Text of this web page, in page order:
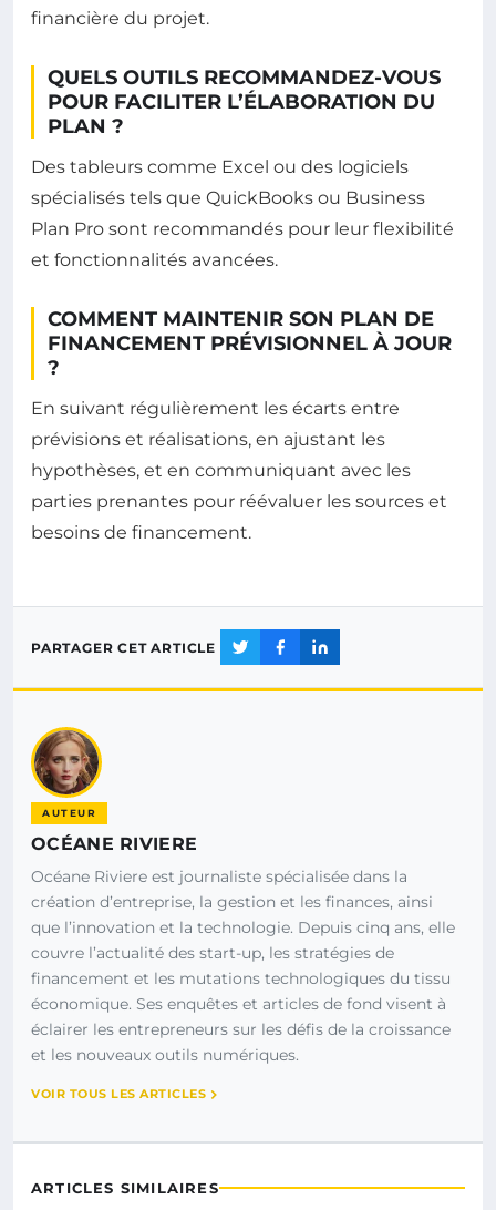
financière du projet.
QUELS OUTILS RECOMMANDEZ-VOUS
POUR FACILITER L’ÉLABORATION DU
PLAN ?
Des tableurs comme Excel ou des logiciels
spécialisés tels que QuickBooks ou Business
Plan Pro sont recommandés pour leur flexibilité
et fonctionnalités avancées.
COMMENT MAINTENIR SON PLAN DE
FINANCEMENT PRÉVISIONNEL À JOUR
?
En suivant régulièrement les écarts entre
prévisions et réalisations, en ajustant les
hypothèses, et en communiquant avec les
parties prenantes pour réévaluer les sources et
besoins de financement.
PARTAGER CET ARTICLE
AUTEUR
OCÉANE RIVIERE
Océane Riviere est journaliste spécialisée dans la
création d’entreprise, la gestion et les finances, ainsi
que l’innovation et la technologie. Depuis cinq ans, elle
couvre l’actualité des start-up, les stratégies de
financement et les mutations technologiques du tissu
économique. Ses enquêtes et articles de fond visent à
éclairer les entrepreneurs sur les défis de la croissance
et les nouveaux outils numériques.
VOIR TOUS LES ARTICLES
ARTICLES SIMILAIRES